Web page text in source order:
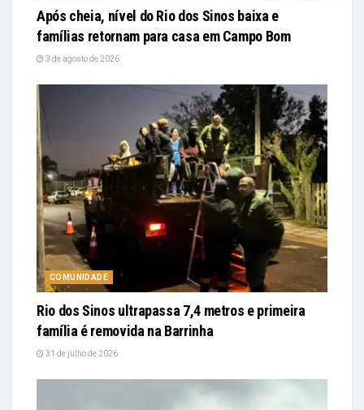
Após cheia, nível do Rio dos Sinos baixa e
famílias retornam para casa em Campo Bom
3 de agosto de 2026
COMUNIDADE
Rio dos Sinos ultrapassa 7,4 metros e primeira
família é removida na Barrinha
31 de julho de 2026